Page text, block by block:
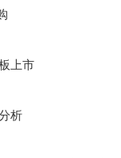
上市
析